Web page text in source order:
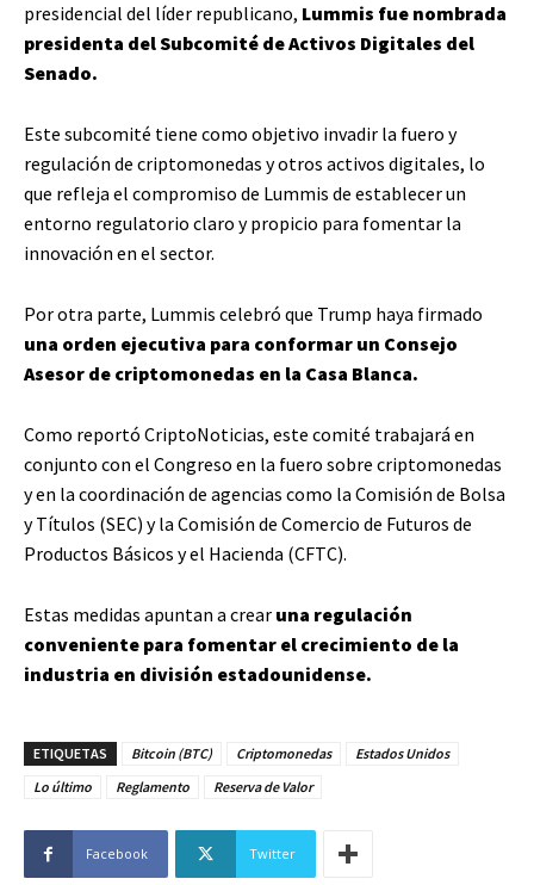
presidencial del líder republicano, Lummis fue nombrada
presidenta del Subcomité de Activos Digitales del
Senado.
Este subcomité tiene como objetivo invadir la fuero y
regulación de criptomonedas y otros activos digitales, lo
que refleja el compromiso de Lummis de establecer un
entorno regulatorio claro y propicio para fomentar la
innovación en el sector.
Por otra parte, Lummis celebró que Trump haya firmado
una orden ejecutiva para conformar un Consejo
Asesor de criptomonedas en la Casa Blanca.
Como reportó CriptoNoticias, este comité trabajará en
conjunto con el Congreso en la fuero sobre criptomonedas
y en la coordinación de agencias como la Comisión de Bolsa
y Títulos (SEC) y la Comisión de Comercio de Futuros de
Productos Básicos y el Hacienda (CFTC).
Estas medidas apuntan a crear una regulación
conveniente para fomentar el crecimiento de la
industria en división estadounidense.
ETIQUETAS Bitcoin (BTC) Criptomonedas
Estados Unidos
Lo último
Reglamento Reserva de Valor
Facebook Twitter